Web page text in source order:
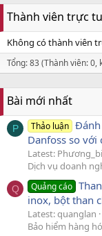
Thành viên trực
Không có thành viên
Tổng: 83 (Thành viên: 0,
Bài mới nhất
P Thảo luận Đánh
Danfoss so với
Latest:
Dịch vụ doanh
Q Quảng cáo
inox, bột than
Latest: quanglan
Bảo hiểm hàng